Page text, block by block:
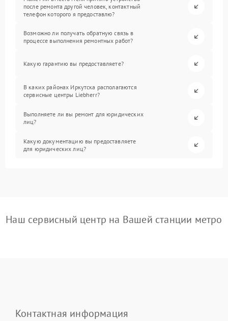
после ремонта другой человек, контактный
телефон которого я предоставлю?
Возможно ли получать обратную связь в
процессе выполнения ремонтных работ?
Какую гарантию вы предоставляете?
В каких районах Иркутска располагаются
сервисные центры Liebherr?
Выполняете ли вы ремонт для юридических
лиц?
Какую документацию вы предоставляете
для юридических лиц?
Наш сервисный центр на Вашей станции метро
Контактная информация